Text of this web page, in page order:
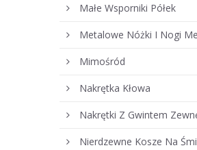
Małe Wsporniki Półek
Metalowe Nóżki I Nogi
Mimośród
Nakrętka Kłowa
Nakrętki Z Gwintem
Nierdzewne Kosze Na